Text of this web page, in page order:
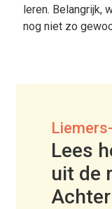
leren. Belangrijk,
nog niet zo
Lees
uit de